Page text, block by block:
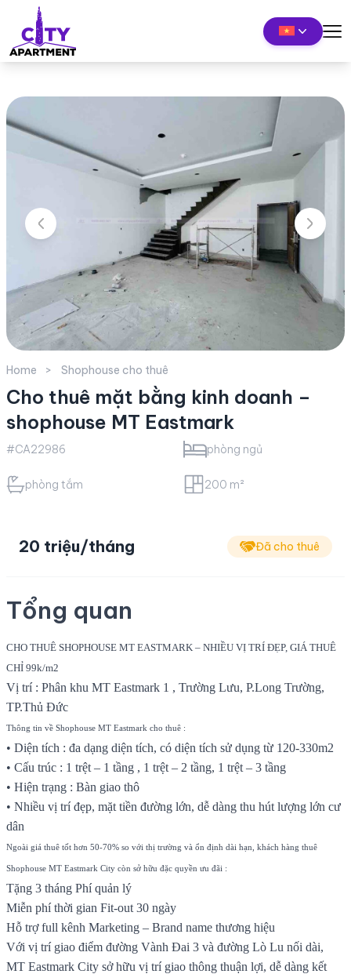
Home Shophouse cho thuê
Cho thuê mặt bằng kinh doanh –
shophouse MT Eastmark
#CA22986 phòng ngủ
phòng tắm 200 m²
20 triệu/tháng Đã cho thuê
Tổng quan
CHO THUÊ SHOPHOUSE MT EASTMARK – NHIỀU VỊ TRÍ ĐẸP, GIÁ THUÊ
CHỈ 99k/m2
Vị trí : Phân khu MT Eastmark 1 , Trường Lưu, P.Long Trường,
TP.Thủ Đức
Thông tin về Shophouse MT Eastmark cho thuê :
• Diện tích : đa dạng diện tích, có diện tích sử dụng từ 120-330m2
• Cấu trúc : 1 trệt – 1 tầng , 1 trệt – 2 tầng, 1 trệt – 3 tầng
• Hiện trạng : Bàn giao thô
• Nhiều vị trí đẹp, mặt tiền đường lớn, dễ dàng thu hút lượng lớn cư
dân
Ngoài giá thuê tốt hơn 50-70% so với thị trường và ổn định dài hạn, khách hàng thuê
Shophouse MT Eastmark City còn sở hữu đặc quyền ưu đãi :
Tặng 3 tháng Phí quản lý
Miễn phí thời gian Fit-out 30 ngày
Hỗ trợ full kênh Marketing – Brand name thương hiệu
Với vị trí giao điểm đường Vành Đai 3 và đường Lò Lu nối dài,
MT Eastmark City sở hữu vị trí giao thông thuận lợi, dễ dàng kết